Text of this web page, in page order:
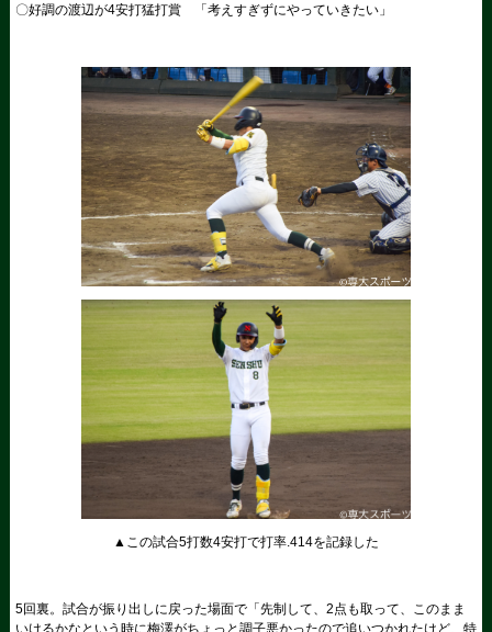
〇好調の渡辺が4安打猛打賞 「考えすぎずにやっていきたい」
▲この試合5打数4安打で打率.414を記録した
5回裏。試合が振り出しに戻った場面で「先制して、2点も取って、このまま